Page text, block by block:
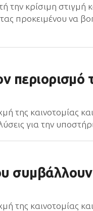
την κρίσιμη στιγμή
προκειμένου να
περιορισμό
της καινοτομίας
για την
συμβάλλουν
της καινοτομίας